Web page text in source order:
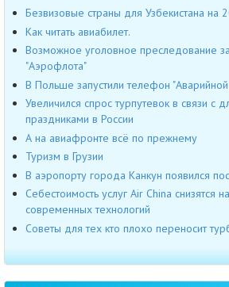
Безвизовые страны для Узбекистана на
Как читать авиабилет.
Возможное уголовное преследование
"Аэрофлота"
В Польше запустили телефон "Аварийной
Увеличился спрос турпутевок в связи с
праздниками в России
А на авиафронте всё по прежнему
Туризм в Грузии
В аэропорту города Канкун появился
Себестоимость услуг Air China снизятся
современных технологий
Советы для тех кто плохо переносит